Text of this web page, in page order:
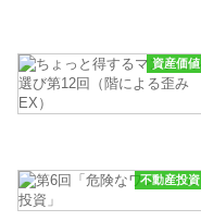
資産価値
不動産投資